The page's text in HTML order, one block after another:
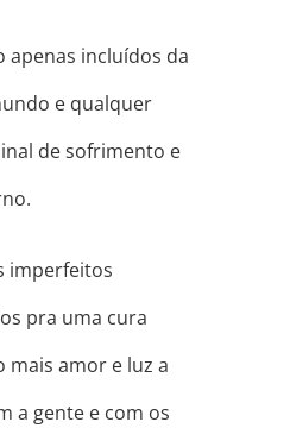
apenas incluídos da
e qualquer
de sofrimento e
imperfeitos
pra uma cura
mais amor e luz a
a gente e com os